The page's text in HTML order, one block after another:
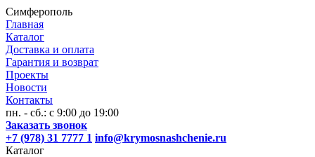
Симферополь
Главная
Каталог
Доставка и оплата
Гарантия и возврат
Проекты
Новости
Контакты
пн. - сб.: с 9:00 до 19:00
Заказать звонок
+7 (978) 31 7777 1 info@krymosnashchenie.ru
Каталог